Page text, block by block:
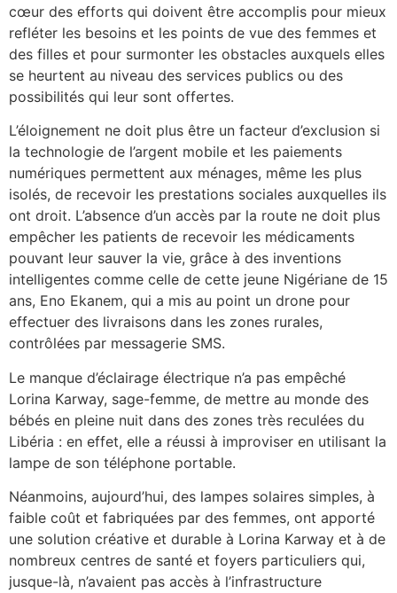
cœur des efforts qui doivent être accomplis pour mieux
refléter les besoins et les points de vue des femmes et
des filles et pour surmonter les obstacles auxquels elles
se heurtent au niveau des services publics ou des
possibilités qui leur sont offertes.
L’éloignement ne doit plus être un facteur d’exclusion si
la technologie de l’argent mobile et les paiements
numériques permettent aux ménages, même les plus
isolés, de recevoir les prestations sociales auxquelles ils
ont droit. L’absence d’un accès par la route ne doit plus
empêcher les patients de recevoir les médicaments
pouvant leur sauver la vie, grâce à des inventions
intelligentes comme celle de cette jeune Nigériane de 15
ans, Eno Ekanem, qui a mis au point un drone pour
effectuer des livraisons dans les zones rurales,
contrôlées par messagerie SMS.
Le manque d’éclairage électrique n’a pas empêché
Lorina Karway, sage-femme, de mettre au monde des
bébés en pleine nuit dans des zones très reculées du
Libéria : en effet, elle a réussi à improviser en utilisant la
lampe de son téléphone portable.
Néanmoins, aujourd’hui, des lampes solaires simples, à
faible coût et fabriquées par des femmes, ont apporté
une solution créative et durable à Lorina Karway et à de
nombreux centres de santé et foyers particuliers qui,
jusque-là, n’avaient pas accès à l’infrastructure